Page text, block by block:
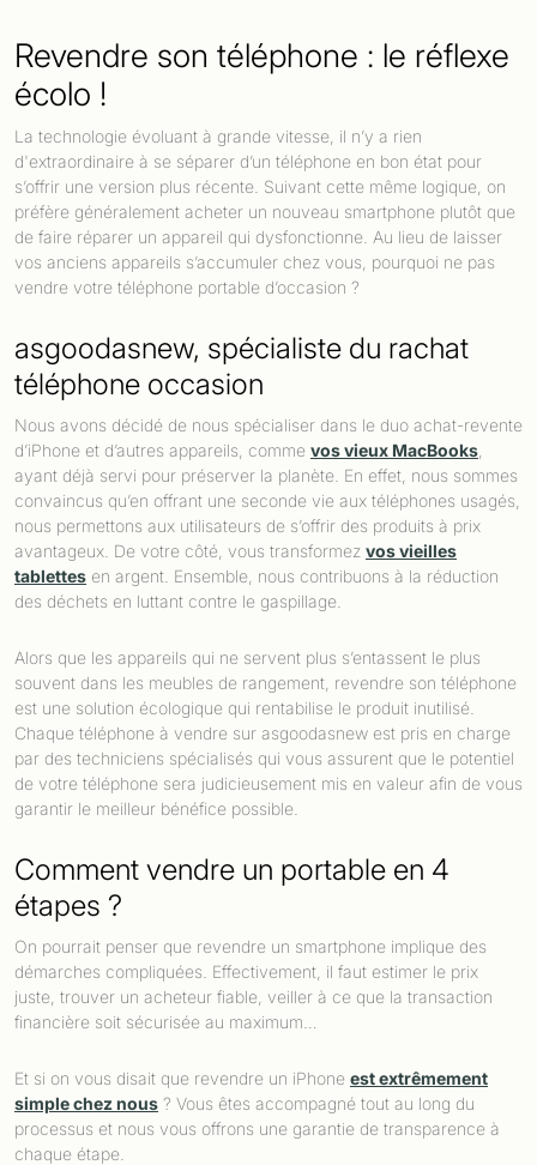
Revendre son téléphone : le réflexe
écolo !
La technologie évoluant à grande vitesse, il n’y a rien
d'extraordinaire à se séparer d’un téléphone en bon état pour
s’offrir une version plus récente. Suivant cette même logique, on
préfère généralement acheter un nouveau smartphone plutôt que
de faire réparer un appareil qui dysfonctionne. Au lieu de laisser
vos anciens appareils s’accumuler chez vous, pourquoi ne pas
vendre votre téléphone portable d’occasion ?
asgoodasnew, spécialiste du rachat
téléphone occasion
Nous avons décidé de nous spécialiser dans le duo achat-revente
d’iPhone et d’autres appareils, comme vos vieux MacBooks
ayant déjà servi pour préserver la planète. En effet, nous sommes
convaincus qu’en offrant une seconde vie aux téléphones usagés,
nous permettons aux utilisateurs de s’offrir des produits à prix
avantageux. De votre côté, vous transformez vos vieilles
tablettes en argent. Ensemble, nous contribuons à la réduction
des déchets en luttant contre le gaspillage.
Alors que les appareils qui ne servent plus s’entassent le plus
souvent dans les meubles de rangement, revendre son téléphone
est une solution écologique qui rentabilise le produit inutilisé.
Chaque téléphone à vendre sur asgoodasnew est pris en charge
par des techniciens spécialisés qui vous assurent que le potentiel
de votre téléphone sera judicieusement mis en valeur afin de vous
garantir le meilleur bénéfice possible.
Comment vendre un portable en 4
étapes ?
On pourrait penser que revendre un smartphone implique des
démarches compliquées. Effectivement, il faut estimer le prix
juste, trouver un acheteur fiable, veiller à ce que la transaction
financière soit sécurisée au maximum…
Et si on vous disait que revendre un iPhone est extrêmement
simple chez nous ? Vous êtes accompagné tout au long du
processus et nous vous offrons une garantie de transparence à
chaque étape.